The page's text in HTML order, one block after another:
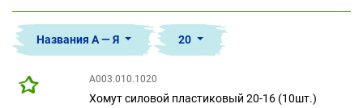
Названия А — Я 20
А003.010.1020
Хомут силовой пластиковый 20-16 (10шт.)